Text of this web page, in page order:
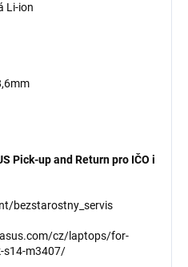
Li-ion
Pick-up and Return pro IČO i
bezstarostny_servis
cz/laptops/for-
s14-m3407/